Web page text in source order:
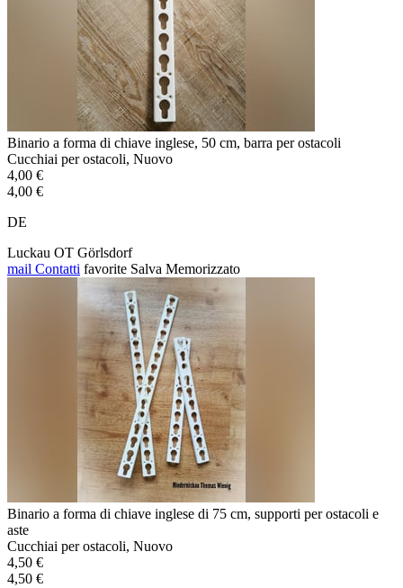
Binario a forma di chiave inglese, 50 cm, barra per ostacoli
Cucchiai per ostacoli, Nuovo
4,00 €
4,00 €
DE
Luckau OT Görlsdorf
mail Contatti favorite Salva Memorizzato
Binario a forma di chiave inglese di 75 cm, supporti per ostacoli e
aste
Cucchiai per ostacoli, Nuovo
4,50 €
4,50 €